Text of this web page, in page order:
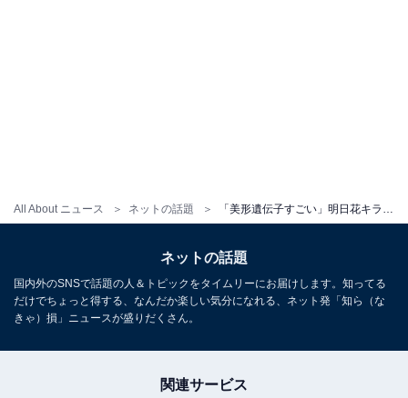
All About ニュース ネットの話題
ネットの話題
国内外のSNSで話題の人＆トピックをタイムリーにお届けします。知ってる
だけでちょっと得する、なんだか楽しい気分になれる、ネット発「知ら（な
きゃ）損」ニュースが盛りだくさん。
関連サービス